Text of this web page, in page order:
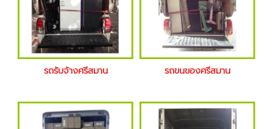
รถรับจ้างศรีสมาน รถขนของศรีสมาน